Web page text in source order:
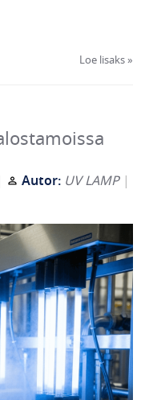
Loe lisaks »
Autor: UV LAMP